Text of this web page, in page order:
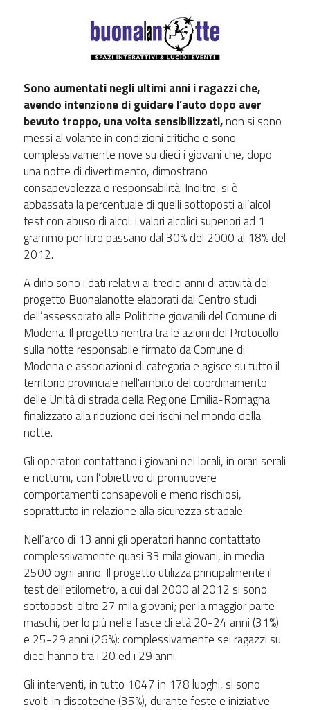
Sono aumentati negli ultimi anni i ragazzi che,
avendo intenzione di guidare l’auto dopo aver
bevuto troppo, una volta sensibilizzati,non si sono
messi al volante in condizioni critiche e sono
complessivamente nove su dieci i giovani che, dopo
una notte di divertimento, dimostrano
consapevolezza e responsabilità. Inoltre, si è
abbassata la percentuale di quelli sottoposti all’alcol
test con abuso di alcol: i valori alcolici superiori ad 1
grammo per litro passano dal 30% del 2000 al 18% del
2012.
A dirlo sono i dati relativi ai tredici anni di attività del
progetto Buonalanotte elaborati dal Centro studi
dell’assessorato alle Politiche giovanili del Comune di
Modena. Il progetto rientra tra le azioni del Protocollo
sulla notte responsabile firmato da Comune di
Modena e associazioni di categoria e agisce su tutto il
territorio provinciale nell'ambito del coordinamento
delle Unità di strada della Regione Emilia-Romagna
finalizzato alla riduzione dei rischi nel mondo della
notte.
Gli operatori contattano i giovani nei locali, in orari serali
e notturni, con l’obiettivo di promuovere
comportamenti consapevoli e meno rischiosi,
soprattutto in relazione alla sicurezza stradale.
Nell’arco di 13 anni gli operatori hanno contattato
complessivamente quasi 33 mila giovani, in media
2500 ogni anno. Il progetto utilizza principalmente il
test dell'etilometro, a cui dal 2000 al 2012 si sono
sottoposti oltre 27 mila giovani; per la maggior parte
maschi, per lo più nelle fasce di età 20-24 anni (31%)
e 25-29 anni (26%): complessivamente sei ragazzi su
dieci hanno tra i 20 ed i 29 anni.
Gli interventi, in tutto 1047 in 178 luoghi, si sono
svolti in discoteche (35%), durante feste e iniziative